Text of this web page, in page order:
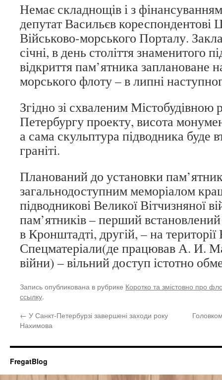
Немає складнощів і з
депутат Васильєв кореспондентові
Військово-морського Порталу.
січні, в день століття знаменитого
відкриття пам’ятника заплановане
морського флоту – в липні
Згідно зі схваленим
Петербургу проекту, висота
а сама скульптура підводника буде
граніті.
Планований до установки
загальнодоступним меморіалом
підводникові Великої Вітчизняної
пам’ятників – перший встановлений
в Кронштадті, другій, – на
Спецматеріали(де працював А. И.
війни) – вільний доступ істотно
Запись опубликована в рубрике Коротко та змістовно про
ссылку.
← У Санкт-Петербурзі завершені заходи року
Нахимова
FregatBlog